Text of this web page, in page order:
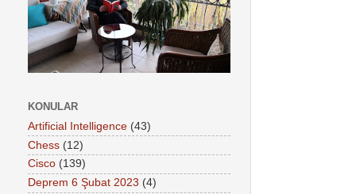
KONULAR
Artificial Intelligence (43)
Chess (12)
Cisco (139)
Deprem 6 Şubat 2023 (4)